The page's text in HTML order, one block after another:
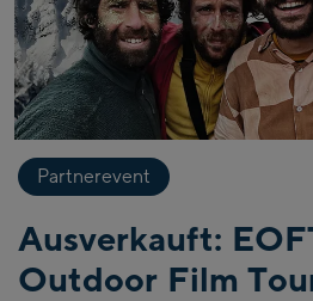
Partnerevent
Ausverkauft:
Outdoor Film